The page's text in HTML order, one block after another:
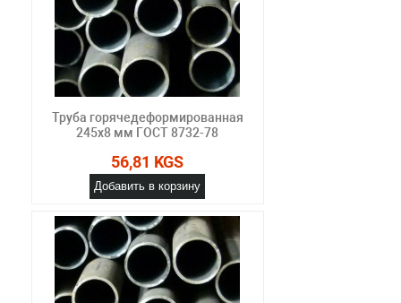
Труба горячедеформированная
245х8 мм ГОСТ 8732-78
56,81 KGS
Добавить в корзину